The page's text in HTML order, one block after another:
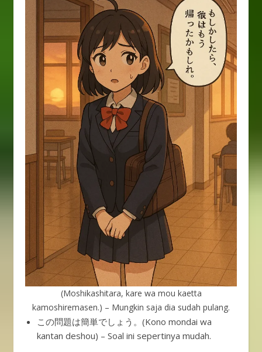
(Moshikashitara, kare wa mou kaetta
kamoshiremasen.) – Mungkin saja dia sudah pulang.
この問題は簡単でしょう。(Kono mondai wa
kantan deshou) – Soal ini sepertinya mudah.